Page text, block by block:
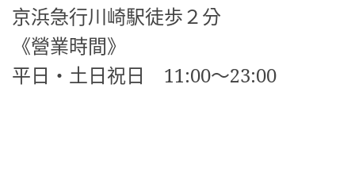
京浜急行川崎駅徒歩２分
《營業時間》
平日・土日祝日 11:00～23:00